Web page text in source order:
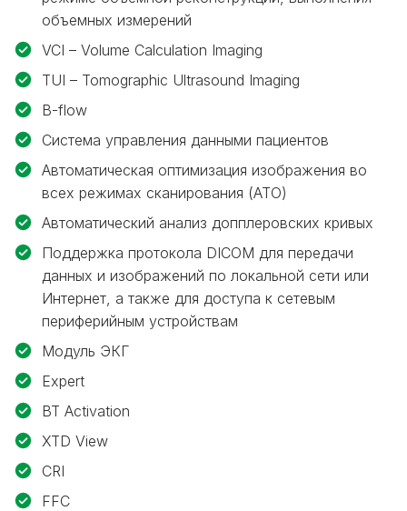
объемных измерений
VCI – Volume Calculation Imaging
TUI – Tomographic Ultrasound Imaging
B-flow
Система управления данными пациентов
Автоматическая оптимизация изображения во
всех режимах сканирования (АТО)
Автоматический анализ допплеровских кривых
Поддержка протокола DICOM для передачи
данных и изображений по локальной сети или
Интернет, а также для доступа к сетевым
периферийным устройствам
Модуль ЭКГ
Expert
BT Activation
XTD View
CRI
FFC